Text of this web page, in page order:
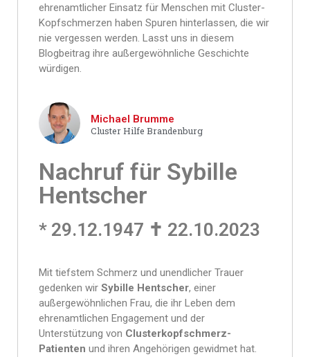
ehrenamtlicher Einsatz für Menschen mit Cluster-
Kopfschmerzen haben Spuren hinterlassen, die wir
nie vergessen werden. Lasst uns in diesem
Blogbeitrag ihre außergewöhnliche Geschichte
würdigen.
Michael Brumme
Cluster Hilfe Brandenburg
Nachruf für Sybille
Hentscher
* 29.12.1947 ✝ 22.10.2023
Mit tiefstem Schmerz und unendlicher Trauer
gedenken wir Sybille Hentscher, einer
außergewöhnlichen Frau, die ihr Leben dem
ehrenamtlichen Engagement und der
Unterstützung von Clusterkopfschmerz-
Patienten und ihren Angehörigen gewidmet hat.